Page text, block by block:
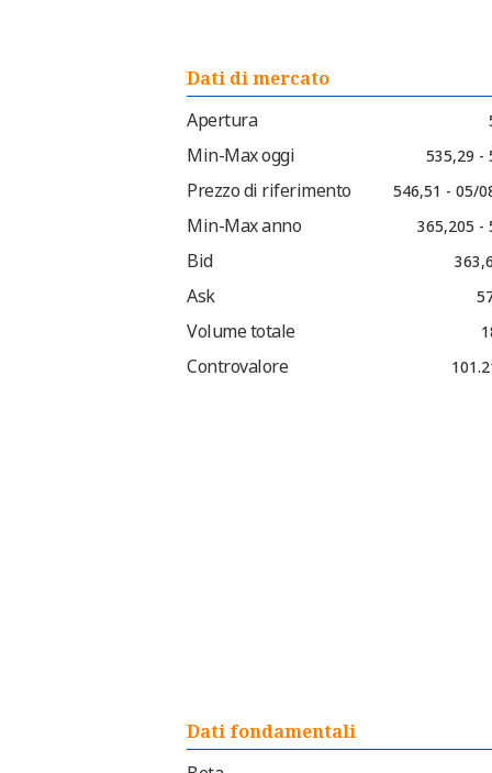
Dati di mercato
Apertura
Min-Max oggi 535,29 -
Prezzo di riferimento 546,51 - 05/
Min-Max anno 365,205 -
Bid
Ask
Volume totale
Controvalore
Dati fondamentali